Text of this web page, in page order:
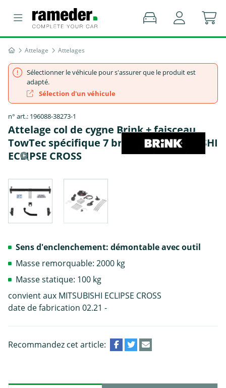
Attelage Attelages
Sélectionner le véhicule pour s'assurer que le produit est
adapté.
Sélection d'un véhicule
n° art.: 196088-38273-1
Attelage col de cygne Brink + faisceau
TowTec spécifique 7 broches - MITSUBISHI
ECLIPSE CROSS
Sens d'enclenchement: démontable avec outil
Masse remorquable: 2000 kg
Masse statique: 100 kg
convient aux MITSUBISHI ECLIPSE CROSS
date de fabrication 02.21 -
Recommandez cet article: